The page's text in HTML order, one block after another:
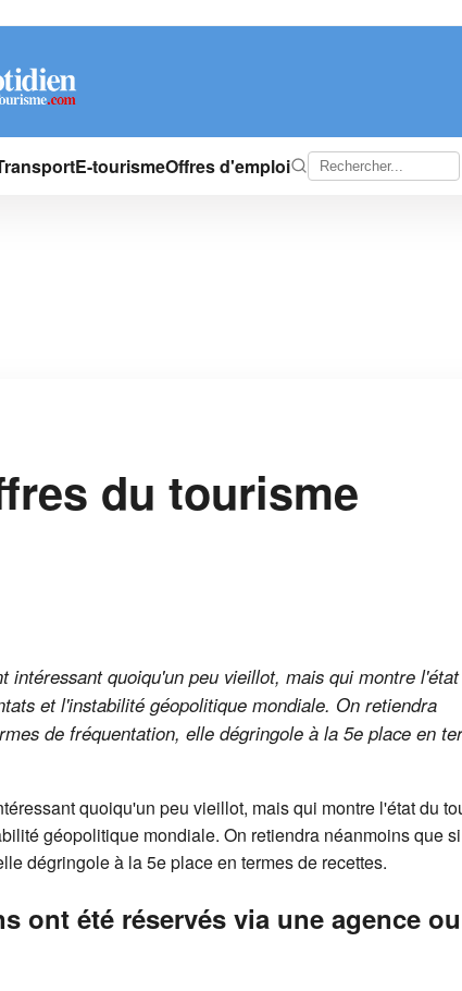
E-tourismeOffres d'emploi
du tourisme
quoiqu'un peu vieillot, mais qui montre
et l'instabilité géopolitique mondiale. On retiendra
de fréquentation, elle dégringole à la 5e place en
quoiqu'un peu vieillot, mais qui montre l'état du
géopolitique mondiale. On retiendra néanmoins que
dégringole à la 5e place en termes de recettes.
ont été réservés via une agence